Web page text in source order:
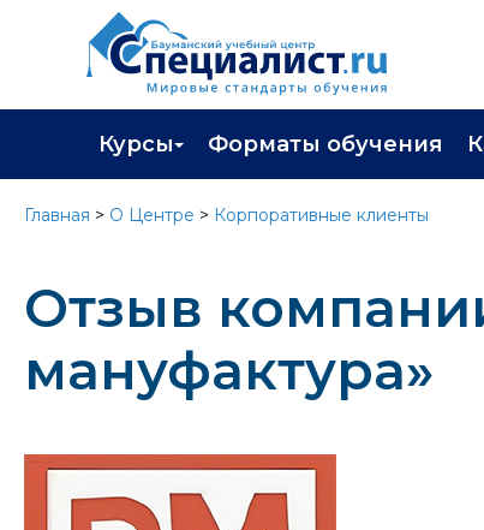
Курсы
Каталог курсов
Профессиональная переподготовка
Программа лояльности
Форматы обучения
Главная > О Центре > Корпоративные клиенты
Отзыв
мануфактура»